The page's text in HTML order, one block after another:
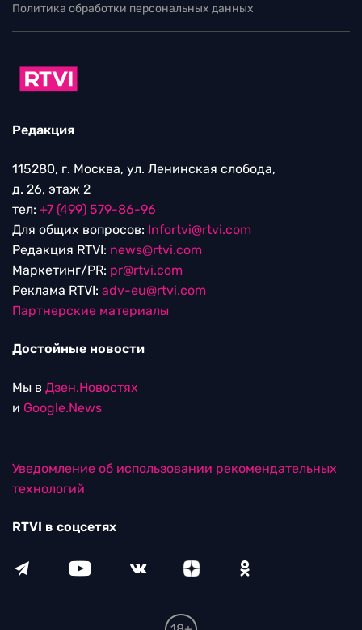
Политика обработки персональных данных
Редакция
115280, г. Москва, ул. Ленинская слобода,
д. 26, этаж 2
тел: +7 (499) 579-86-96
Для общих вопросов: Infortvi@rtvi.com
Редакция RTVI: news@rtvi.com
Маркетинг/PR: pr@rtvi.com
Реклама RTVI: adv-eu@rtvi.com
Партнерские материалы
Достойные новости
Мы в Дзен.Новостях
и Google.News
Уведомление об использовании рекомендательных
технологий
RTVI в соцсетях